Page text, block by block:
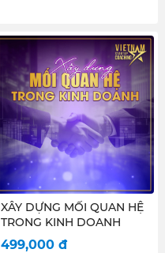
XÂY DỰNG MỐI QUAN HỆ
TRONG KINH DOANH
499,000 đ